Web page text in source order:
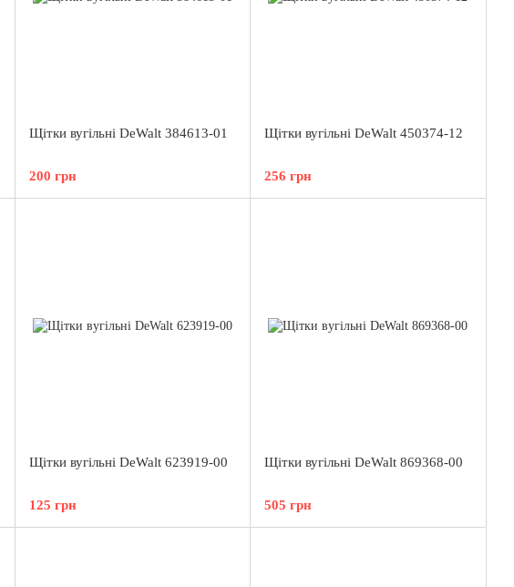
Щітки вугільні DeWalt 384613-01
200 грн
Щітки вугільні DeWalt 450374-12
256 грн
Щітки вугільні DeWalt 623919-00
125 грн
Щітки вугільні DeWalt 869368-00
505 грн